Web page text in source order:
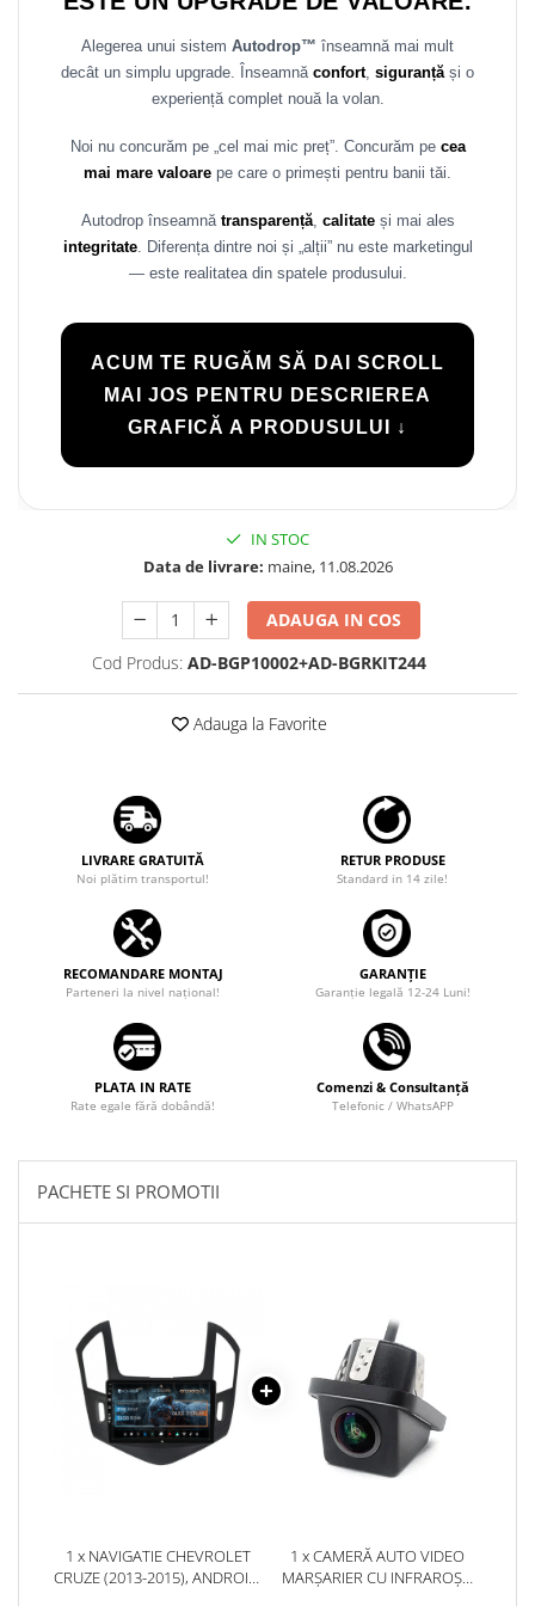
Rame adaptoare Mazda
Rame adaptoare Kia
Rame adaptoare Nissan
Rame adaptoare Hyundai
Rame adaptoare Chevrolet
Rame adaptoare Mitsubishi
Rame adaptoare Dodge
Rame adaptoare Chrysler
Rame adaptoare Iveco
Rame adaptoare Smart
Rame adaptoare Land Rover
Rame adaptoare Ssangyong
Rame adaptoare Hummer
Camere marșarier auto
Camere marșarier auto
Camere Skoda
Camere Audi
Camere BMW
Camere Iveco
Alegerea unui sistem Autodrop™ înseamnă mai mult
decât un simplu upgrade. Înseamnă confort, siguranță și o
experiență complet nouă la volan.
Noi nu concurăm pe „cel mai mic preț”. Concurăm pe cea
mai mare valoare pe care o primești pentru banii tăi.
Autodrop înseamnă transparență, calitateși mai ales
integritate. Diferența dintre noi și „alții” nu este marketingul
— este realitatea din spatele produsului.
ACUM TE RUGĂM SĂ DAI SCROLL
MAI JOS PENTRU DESCRIEREA
GRAFICĂ A PRODUSULUI ↓
IN STOC
Data de livrare: maine, 11.08.2026
ADAUGA IN COS
Cod Produs: AD-BGP10002+AD-BGRKIT244
Adauga la Favorite
LIVRARE GRATUITĂ
Noi plătim transportul!
RETUR PRODUSE
Standard in 14 zile!
RECOMANDARE MONTAJ
Parteneri la nivel național!
GARANȚIE
Garanţie legală 12-24 Luni!
PLATA IN RATE
Rate egale fără dobândă!
Comenzi & Consultanță
Telefonic / WhatsAPP
PACHETE SI PROMOTII
1 x NAVIGATIE CHEVROLET
CRUZE (2013-2015), ANDROID,
1 x CAMERĂ AUTO VIDEO
MARȘARIER CU INFRAROȘU